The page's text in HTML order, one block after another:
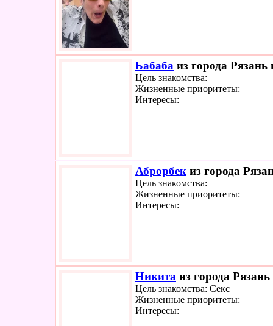
Ьабаба из города
Цель знакомства:
Жизненные приоритеты:
Интересы:
Аброрбек из города
Цель знакомства:
Жизненные приоритеты:
Интересы:
Никита из города
Цель знакомства: Секс
Жизненные приоритеты:
Интересы: